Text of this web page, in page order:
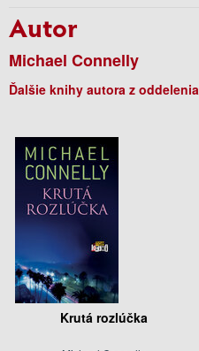
Autor
Michael Connelly
Ďalšie knihy autora z oddelenia
Krutá rozlúčka